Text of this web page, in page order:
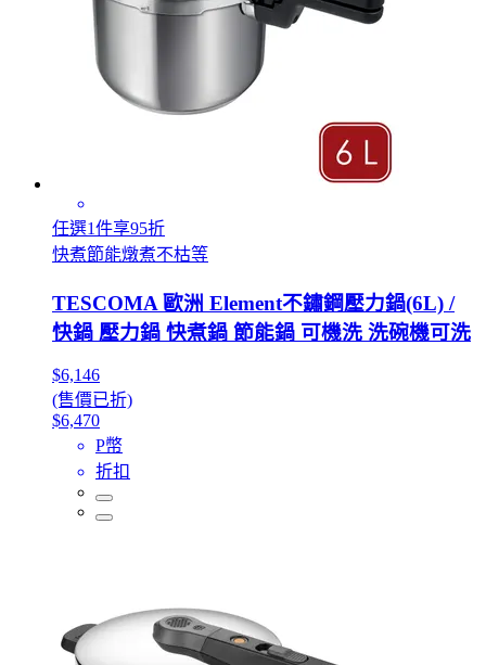
任選1件享95折
快煮節能燉煮不枯等
TESCOMA 歐洲 Element不鏽鋼壓力鍋(6L) /
快鍋 壓力鍋 快煮鍋 節能鍋 可機洗 洗碗機可洗
$6,146
(售價已折)
$6,470
P幣
折扣